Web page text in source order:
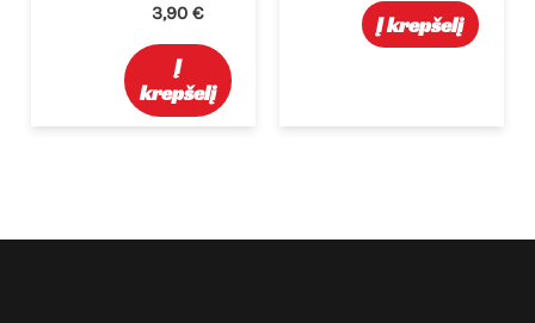
3,90€
Į
krepšelį
Į krepšelį